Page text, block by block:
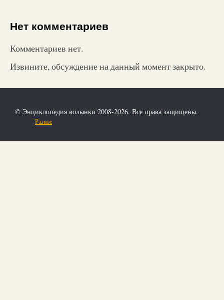
Нет комментариев
Комментариев нет.
Извините, обсуждение на данный момент закрыто.
© Энциклопедия волынки 2008-2026. Все права защищены.
Разное